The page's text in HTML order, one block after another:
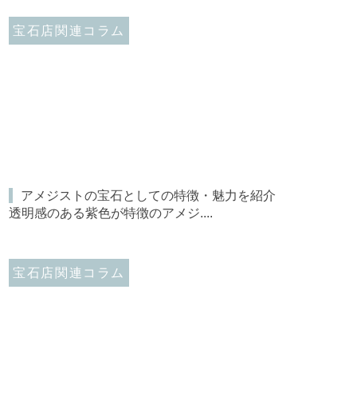
宝石店関連コラム
アメジストの宝石としての特徴・魅力を紹介
透明感のある紫色が特徴のアメジ....
宝石店関連コラム